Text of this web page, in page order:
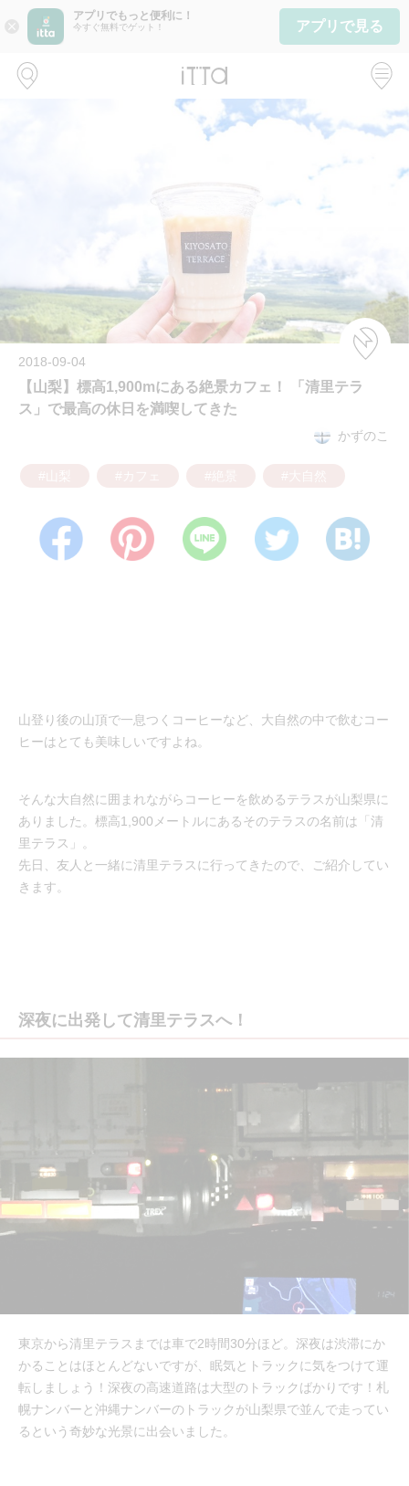
close
アプリでもっと便利に！
今すぐ無料でゲット！ アプリで見る
2018-09-04
【山梨】標高1,900mにある絶景カフェ！ 「清里テラ
ス」で最高の休日を満喫してきた
かずのこ
山登り後の山頂で一息つくコーヒーなど、大自然の中で飲むコー
ヒーはとても美味しいですよね。
そんな大自然に囲まれながらコーヒーを飲めるテラスが山梨県に
ありました。標高1,900メートルにあるそのテラスの名前は「清
里テラス」。
先日、友人と一緒に清里テラスに行ってきたので、ご紹介してい
きます。
深夜に出発して清里テラスへ！
東京から清里テラスまでは車で2時間30分ほど。深夜は渋滞にか
かることはほとんどないですが、眠気とトラックに気をつけて運
転しましょう！深夜の高速道路は大型のトラックばかりです！札
幌ナンバーと沖縄ナンバーのトラックが山梨県で並んで走ってい
るという奇妙な光景に出会いました。